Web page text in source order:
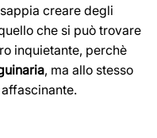
creare degli
che si può trovare
inquietante, perchè
, ma allo stesso